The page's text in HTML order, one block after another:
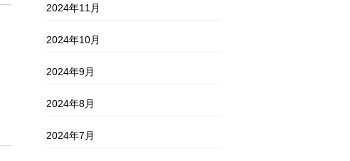
2024年11月
2024年10月
2024年9月
2024年8月
2024年7月